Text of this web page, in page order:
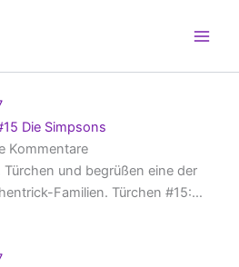
Die Simpsons
Kommentare
und begrüßen eine der
Familien. Türchen #15:…